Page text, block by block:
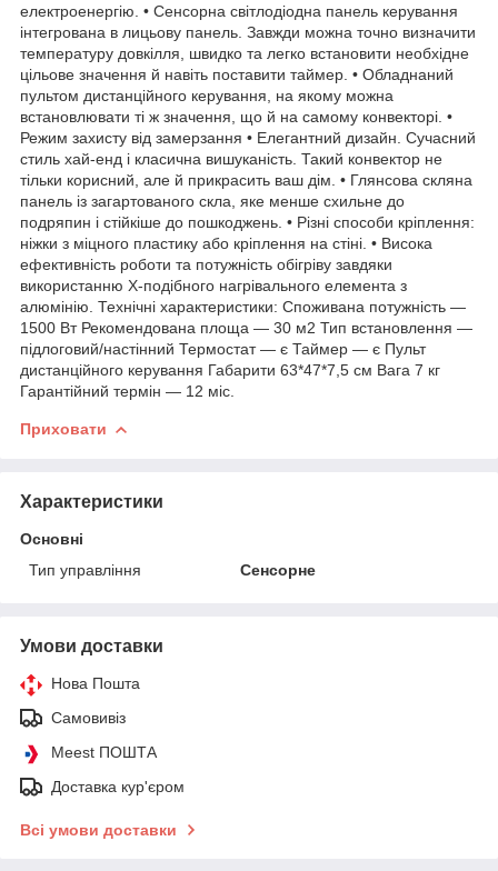
електроенергію. • Сенсорна світлодіодна панель керування
інтегрована в лицьову панель. Завжди можна точно визначити
температуру довкілля, швидко та легко встановити необхідне
цільове значення й навіть поставити таймер. • Обладнаний
пультом дистанційного керування, на якому можна
встановлювати ті ж значення, що й на самому конвекторі. •
Режим захисту від замерзання • Елегантний дизайн. Сучасний
стиль хай-енд і класична вишуканість. Такий конвектор не
тільки корисний, але й прикрасить ваш дім. • Глянсова скляна
панель із загартованого скла, яке менше схильне до
подряпин і стійкіше до пошкоджень. • Різні способи кріплення:
ніжки з міцного пластику або кріплення на стіні. • Висока
ефективність роботи та потужність обігріву завдяки
використанню X-подібного нагрівального елемента з
алюмінію. Технічні характеристики: Споживана потужність —
1500 Вт Рекомендована площа — 30 м2 Тип встановлення —
підлоговий/настінний Термостат — є Таймер — є Пульт
дистанційного керування Габарити 63*47*7,5 см Вага 7 кг
Гарантійний термін — 12 міс.
Приховати
Характеристики
Основні
Тип управління
Сенсорне
Умови доставки
Нова Пошта
Самовивіз
Meest ПОШТА
Доставка кур'єром
Всі умови доставки